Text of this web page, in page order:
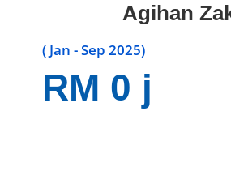
Agihan
( Jan - Sep 2025)
RM 0 j